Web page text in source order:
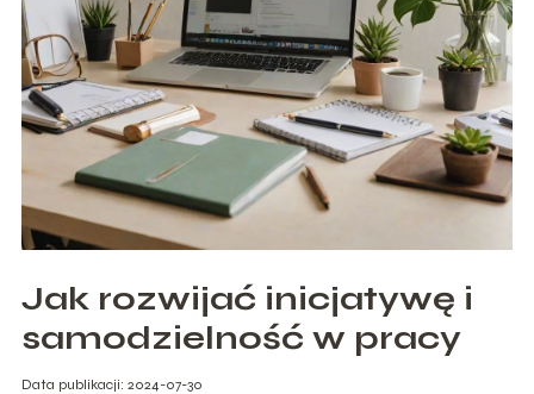
Jak rozwijać inicjatywę i
samodzielność w pracy
Data publikacji: 2024-07-30